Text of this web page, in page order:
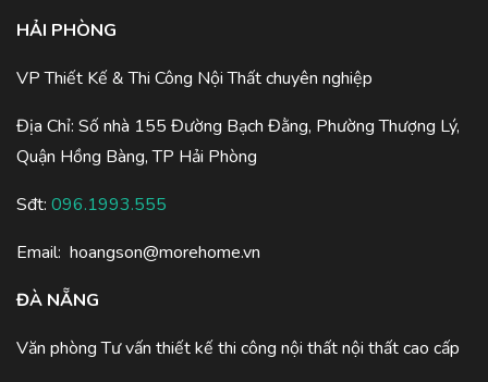
HẢI PHÒNG
VP Thiết Kế & Thi Công Nội Thất chuyên nghiệp
Địa Chỉ: Số nhà 155 Đường Bạch Đằng, Phường Thượng Lý,
Quận Hồng Bàng, TP Hải Phòng
Sđt: 096.1993.555
Email: hoangson@morehome.vn
ĐÀ NẴNG
Văn phòng Tư vấn thiết kế thi công nội thất nội thất cao cấp